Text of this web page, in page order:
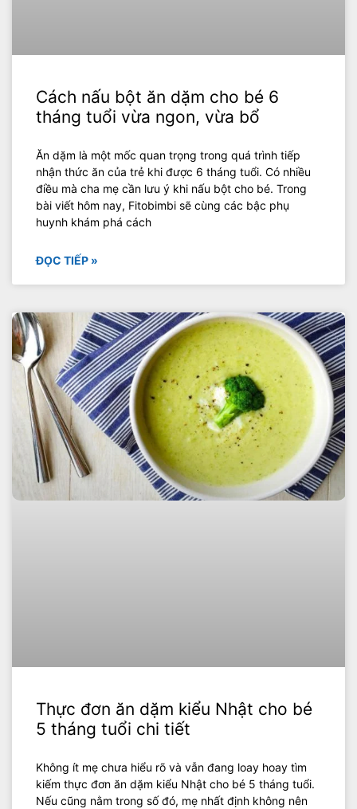
Cách nấu bột ăn dặm cho bé 6
tháng tuổi vừa ngon, vừa bổ
Ăn dặm là một mốc quan trọng trong quá trình tiếp
nhận thức ăn của trẻ khi được 6 tháng tuổi. Có nhiều
điều mà cha mẹ cần lưu ý khi nấu bột cho bé. Trong
bài viết hôm nay, Fitobimbi sẽ cùng các bậc phụ
huynh khám phá cách
ĐỌC TIẾP »
Thực đơn ăn dặm kiểu Nhật cho bé
5 tháng tuổi chi tiết
Không ít mẹ chưa hiểu rõ và vẫn đang loay hoay tìm
kiếm thực đơn ăn dặm kiểu Nhật cho bé 5 tháng tuổi.
Nếu cũng nằm trong số đó, mẹ nhất định không nên